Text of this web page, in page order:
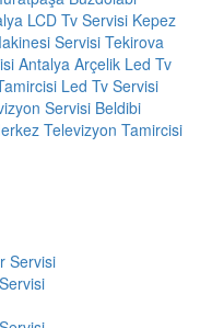
LCD Tv Servisi Kepez
Servisi Tekirova
Antalya Arçelik Led Tv
Led Tv Servisi
Servisi Beldibi
Televizyon Tamircisi
Servisi